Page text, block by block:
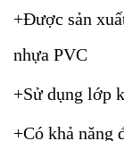
+Được sản
nhựa PVC
+Sử dụng lớp
+Có khả năng